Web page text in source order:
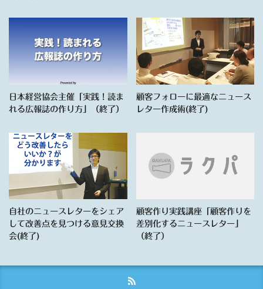
日本経営協会主催「実践！読ま
れる広報誌の作り方」（終了）
顧客フォローに最適なニュース
レター作成術(終了)
自社のニュースレターをシェア
して改善点を見つける意見交換
会(終了)
顧客作り実践講座「顧客作りを
差別化するニュースレター」
（終了）